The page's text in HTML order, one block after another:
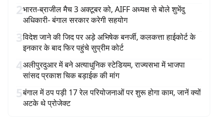
2भारत-ब्राजील मैच 3 अक्टूबर को, AIFF अध्यक्ष से बोले शुभेंदु
अधिकारी- बंगाल सरकार करेगी सहयोग
3विदेश जाने की जिद पर अड़े अभिषेक बनर्जी, कलकत्ता हाईकोर्ट के
इनकार के बाद फिर पहुंचे सुप्रीम कोर्ट
4अलीपुरदुआर में बने अत्याधुनिक स्टेडियम, राज्यसभा में भाजपा
सांसद प्रकाश चिक बड़ाईक की मांग
5बंगाल में ठप पड़ी 17 रेल परियोजनाओं पर शुरू होगा काम, जानें क्यों
अटके थे प्रोजेक्ट